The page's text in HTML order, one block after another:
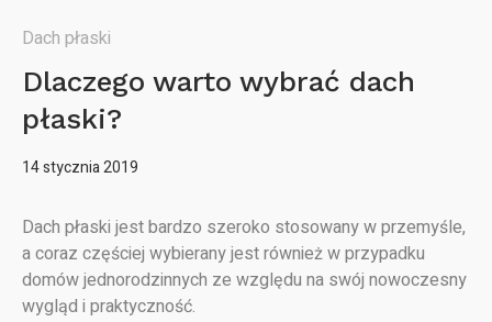
Dach płaski
Dlaczego warto wybrać dach
płaski?
14 stycznia 2019
Dach płaski jest bardzo szeroko stosowany w przemyśle,
a coraz częściej wybierany jest również w przypadku
domów jednorodzinnych ze względu na swój nowoczesny
wygląd i praktyczność.